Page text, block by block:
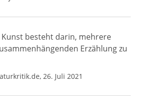
besteht darin, mehrere
Erzählung zu
26. Juli 2021